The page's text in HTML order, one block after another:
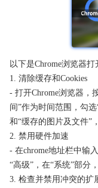
以下是Chrome浏览器
1. 清除缓存和Cookies
- 打开Chrome浏览器，
间”作为时间范围，勾
和“缓存的图片及文件”
2. 禁用硬件加速
- 在chrome地址栏中输
“高级”，在“系统”部分
3. 检查并禁用冲突的扩